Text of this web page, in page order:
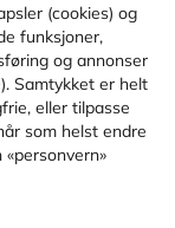
(cookies) og
funksjoner,
og annonser
Samtykket er helt
eller tilpasse
som helst endre